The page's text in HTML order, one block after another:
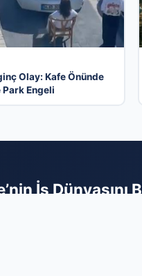
Olay: Kafe Önünde
Engeli
İş Dünyasını